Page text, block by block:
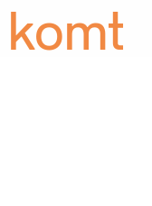
komt